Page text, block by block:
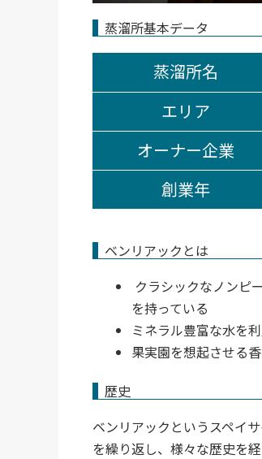
蒸溜所基本データ
蒸溜所名
エリア
オーナー企業
創業年
ベンリアックとは
クラシックなノンピ
を持っている
ミネラル豊富な水を
果実園を想起させる
歴史
ベンリアックというスペイ
を繰り返し、様々な歴史を